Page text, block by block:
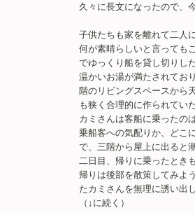
久々に長文になったので、
子供たちも家を離れて二人
何が素晴らしいと言っても
でゆっくり船を貸し切りし
温かいお湯が満たされてお
階のリビングスペースから
も狭く合理的に作られてい
カミさんは客船に乗ったの
乗船客への気配りか、どこ
で、三階から屋上に出ると
二日目、帰りに乗ったとき
帰りは後部を散策してみよ
たカミさんを無理に誘い出
（↓に続く）